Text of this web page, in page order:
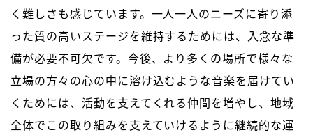
く難しさも感じています。一人一人のニーズに寄り添
った質の高いステージを維持するためには、入念な準
備が必要不可欠です。今後、より多くの場所で様々な
立場の方々の心の中に溶け込むような音楽を届けてい
くためには、活動を支えてくれる仲間を増やし、地域
全体でこの取り組みを支えていけるように継続的な運